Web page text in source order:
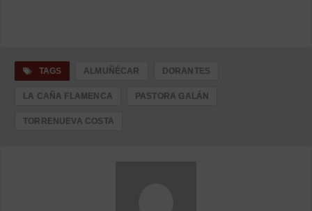
TAGS ALMUÑÉCAR DORANTES
LA CAÑA FLAMENCA PASTORA GALÁN
TORRENUEVA COSTA